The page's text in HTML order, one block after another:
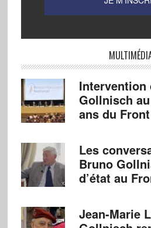
Intervention
Gollnisch
ans du
Les
Bruno
d’état au
Jean-Marie